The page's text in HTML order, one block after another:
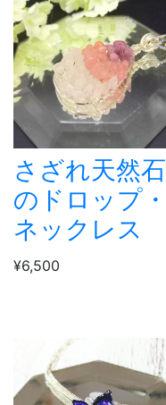
さざれ天然石
のドロップ・
ネックレス
¥6,500